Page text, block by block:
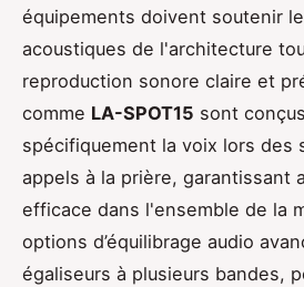
équipements doivent soutenir
acoustiques de l'architecture
reproduction sonore claire et
comme LA-SPOT15 sont
spécifiquement la voix lors des
appels à la prière, garantissant
efficace dans l'ensemble de la
options d’équilibrage audio
égaliseurs à plusieurs bandes,